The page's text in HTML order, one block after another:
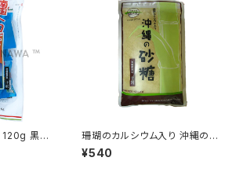
120g 黒糖
珊瑚のカルシウム入り 沖縄の砂
糖 450g 沖縄原料十割
¥540